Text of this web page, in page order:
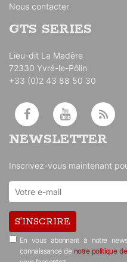
Nous contacter
GTS SERIES
Lieu-dit La Madère
72330 Yvré-le-Pôlin
+33 (0)2 43 88 50 30
NEWSLETTER
Inscrivez-vous maintenant
S'INSCRIRE
En vous abonnant à notre
connaissance de notre politique